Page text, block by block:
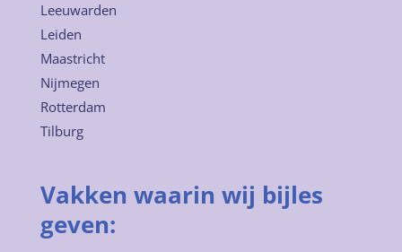
Leeuwarden
Leiden
Maastricht
Nijmegen
Rotterdam
Tilburg
Vakken waarin wij bijles
geven: